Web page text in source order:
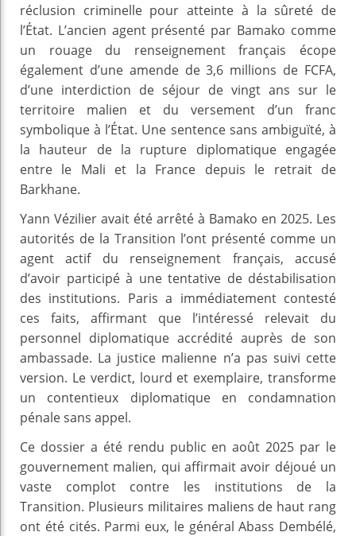
réclusion criminelle pour atteinte à la sûreté de
l’État. L’ancien agent présenté par Bamako comme
un rouage du renseignement français écope
également d’une amende de 3,6 millions de FCFA,
d’une interdiction de séjour de vingt ans sur le
territoire malien et du versement d’un franc
symbolique à l’État. Une sentence sans ambiguïté, à
la hauteur de la rupture diplomatique engagée
entre le Mali et la France depuis le retrait de
Barkhane.
Yann Vézilier avait été arrêté à Bamako en 2025. Les
autorités de la Transition l’ont présenté comme un
agent actif du renseignement français, accusé
d’avoir participé à une tentative de déstabilisation
des institutions. Paris a immédiatement contesté
ces faits, affirmant que l’intéressé relevait du
personnel diplomatique accrédité auprès de son
ambassade. La justice malienne n’a pas suivi cette
version. Le verdict, lourd et exemplaire, transforme
un contentieux diplomatique en condamnation
pénale sans appel.
Ce dossier a été rendu public en août 2025 par le
gouvernement malien, qui affirmait avoir déjoué un
vaste complot contre les institutions de la
Transition. Plusieurs militaires maliens de haut rang
ont été cités. Parmi eux, le général Abass Dembélé,